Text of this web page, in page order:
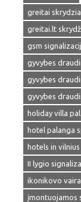
greitai
greitai.lt
gsm
gyvybes
gyvybes
gyvybes
holiday villa
hotel palanga
hotels in vilnius
II lygio
ikonikovo
įmontuojamos